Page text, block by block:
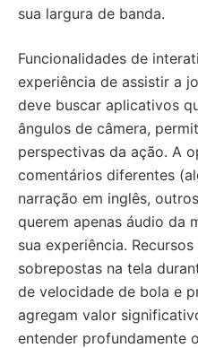
sua largura de banda.
Funcionalidades de
experiência de assistir a
deve buscar aplicativos
ângulos de câmera,
perspectivas da ação. A
comentários diferentes
narração em inglês,
querem apenas áudio da
sua experiência.
sobrepostas na tela
de velocidade de bola e
agregam valor
entender profundamente